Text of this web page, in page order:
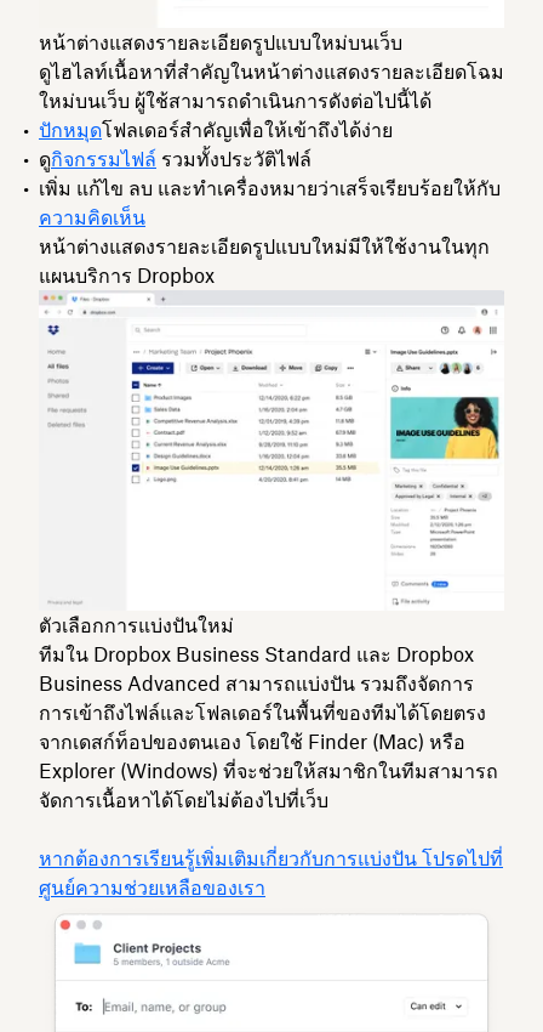
หน้าต่างแสดงรายละเอียดรูปแบบใหม่บนเว็บ
ดูไฮไลท์เนื้อหาที่สำคัญในหน้าต่างแสดงรายละเอียดโฉม
ใหม่บนเว็บ ผู้ใช้สามารถดำเนินการดังต่อไปนี้ได้
ปักหมุดโฟลเดอร์สำคัญเพื่อให้เข้าถึงได้ง่าย
ดูกิจกรรมไฟล์ รวมทั้งประวัติไฟล์
เพิ่ม แก้ไข ลบ และทำเครื่องหมายว่าเสร็จเรียบร้อยให้กับ
ความคิดเห็น
หน้าต่างแสดงรายละเอียดรูปแบบใหม่มีให้ใช้งานในทุก
แผนบริการ Dropbox
ตัวเลือกการแบ่งปันใหม่
ทีมใน Dropbox Business Standard และ Dropbox
Business Advanced สามารถแบ่งปัน รวมถึงจัดการ
การเข้าถึงไฟล์และโฟลเดอร์ในพื้นที่ของทีมได้โดยตรง
จากเดสก์ท็อปของตนเอง โดยใช้ Finder (Mac) หรือ
Explorer (Windows) ที่จะช่วยให้สมาชิกในทีมสามารถ
จัดการเนื้อหาได้โดยไม่ต้องไปที่เว็บ
หากต้องการเรียนรู้เพิ่มเติมเกี่ยวกับการแบ่งปัน โปรดไปที่
ศูนย์ความช่วยเหลือของเรา